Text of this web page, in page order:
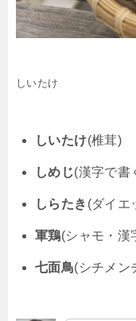
しいたけ
しいたけ(椎茸)
しめじ(漢字で書
しらたき (ダイエ
軍鶏(シャモ・漢
七面鳥(シチメン